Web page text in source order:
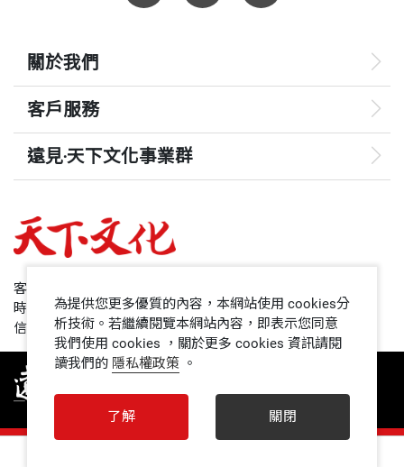
關於我們
客戶服務
遠見‧天下文化事業群
哈佛商業評論
領導影響力學院
1號課堂
客服專線：+886 2 2662-0012
時間：週一~週五9:00~12:30;13:30~17:00
信箱：service@cwgv.com.tw
為提供您更多優質的內容，本網站使用 cookies分
析技術。若繼續閱覽本網站內容，即表示您同意
我們使用 cookies ，關於更多 cookies 資訊請閱
讀我們的 隱私權政策 。
了解 關閉